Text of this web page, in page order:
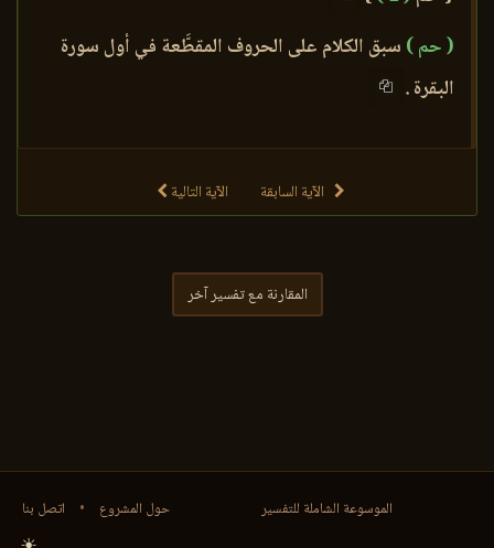
( حم ) سبق الكلام على الحروف المقطَّعة في أول سورة
البقرة .
الآية السابقة الآية التالية
المقارنة مع تفسير آخر
حول المشروع • اتصل بنا الموسوعة الشاملة للتفسير